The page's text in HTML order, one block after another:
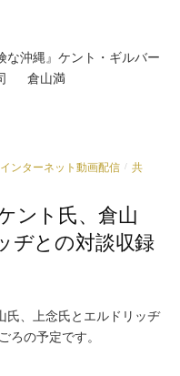
な沖縄』ケント・ギルバー
司 倉山満
インターネット動画配信 / 共
ント氏、倉山
ヂとの対談収録
氏、上念氏とエルドリッヂ
ろの予定です。